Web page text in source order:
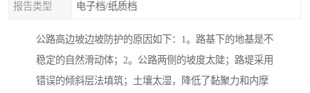
报告类型 电子档/纸质档
公路高边坡边坡防护的原因如下：1。路基下的地基是不
稳定的自然滑动体；2。公路两侧的坡度太陡；路堤采用
错误的倾斜层法填筑；土壤太湿，降低了黏聚力和内摩